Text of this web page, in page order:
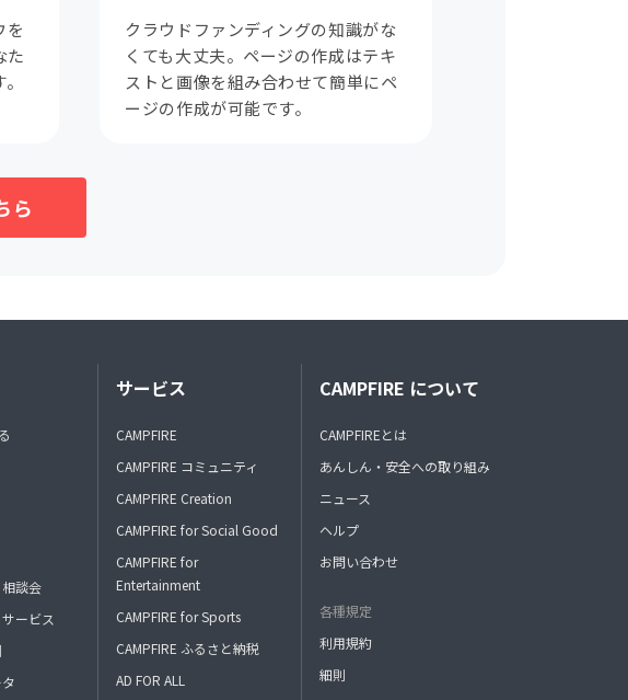
を
た
クラウドファンディングの知識がな
くても大丈夫。ページの作成はテキ
ストと画像を組み合わせて簡単にペ
ージの作成が可能です。
ら
談会
ービス
サービス
CAMPFIRE
CAMPFIRE コミュニティ
CAMPFIRE Creation
CAMPFIRE for Social Good
CAMPFIRE for
Entertainment
CAMPFIRE for Sports
CAMPFIRE ふるさと納税
AD FOR ALL
CAMPFIRE について
CAMPFIREとは
あんしん・安全への取り組み
ニュース
ヘルプ
お問い合わせ
各種規定
利用規約
細則